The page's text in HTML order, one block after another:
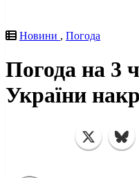
Новини , Погода
Погода на 3
України